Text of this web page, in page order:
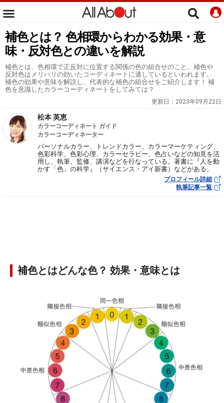
補色とは？ 色相環からわかる効果・意
味・反対色との違いを解説
補色とは、色相環で正反対に位置する関係の色の組合せのこと。補色や
反対色はメリハリの効いたコーディネートに適しているといわれます。
補色の効果や意味を解説し、代表的な補色の組合せをご紹介します！ 補
色を意識したカラーコーディネートをしてみては？
更新日： 2023年09月22日
松本 英恵
カラーコーディネート ガイド
カラーコーディネーター
パーソナルカラー、トレンドカラー、カラーマーケティング、
色彩科学、色彩心理、カラーセラピー、色占いなどの知見を活
用し、執筆、監修、講演などを行なっている。著書に『人を動
かす「色」の科学』（サイエンス・アイ新書）などがある。
プロフィール詳細
執筆記事一覧
補色とはどんな色？ 効果・意味とは